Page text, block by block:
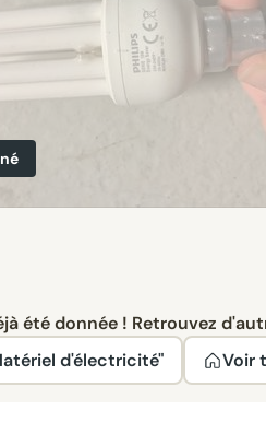
été donnée ! Retrouvez
d'électricité"
Voir